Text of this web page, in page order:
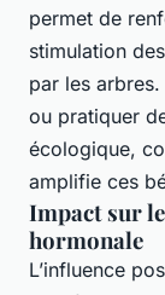
permet de
stimulation
par les
ou pratiquer
écologique,
amplifie ces
Impact sur
hormonale
L’influence